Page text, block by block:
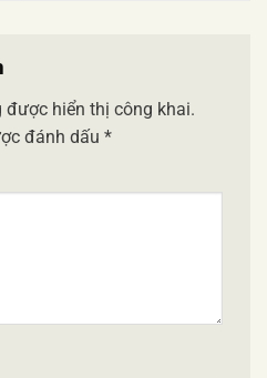
được hiển thị công khai.
đánh dấu *